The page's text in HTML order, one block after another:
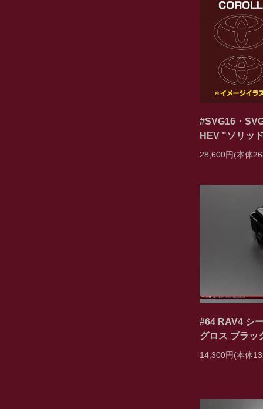
#SVG16・
HEV "ソリッ
28,600円(本体
#64 RAV4 シ
グロス ブラッ
14,300円(本体